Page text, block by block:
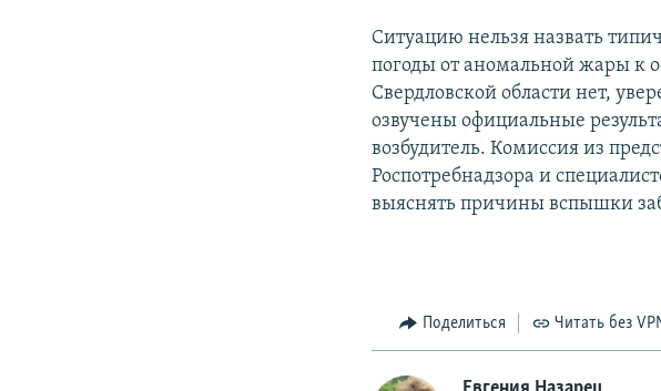
Ситуацию нельзя назвать
погоды от аномальной жары к
Свердловской области нет,
озвучены официальные
возбудитель. Комиссия из
Роспотребнадзора и
выяснять причины вспышки
Поделиться Читать без